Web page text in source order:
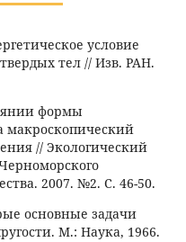
условие
тел // Изв. РАН.
формы
макроскопический
// Экологический
2007. №2. С. 46-50.
основные задачи
М.: Наука, 1966.